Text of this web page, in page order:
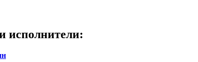
исполнители: